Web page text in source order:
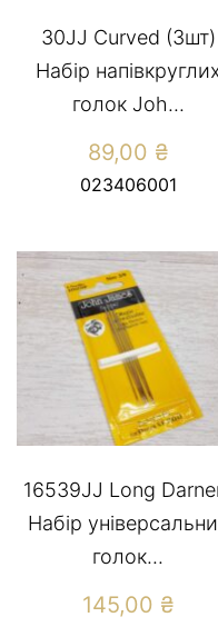
30JJ Сurved (3шт)
Набір
голок Joh...
89,00 ₴
023406001
16539JJ Long
Набір
голок...
145,00 ₴